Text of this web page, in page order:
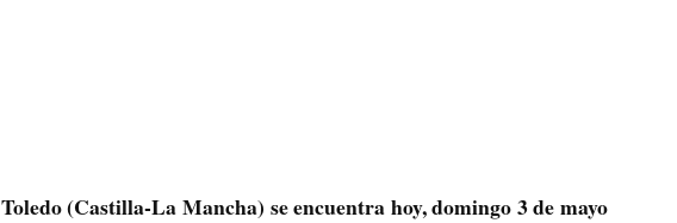
Toledo(Castilla-La Mancha) se encuentra hoy, domingo 3 de mayo